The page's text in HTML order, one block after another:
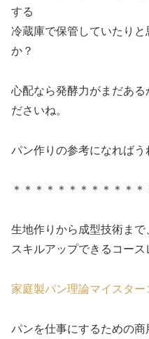
する
冷蔵庫で保管していたり
か？
心配なら発酵力がまだある
ださいね。
パン作りの参考になればう
＊＊＊＊＊＊＊＊＊＊＊＊
生地作りから成型技術ま
スキルアップできるコース
家庭製パン理論マイスタ
パンを仕事にするための商